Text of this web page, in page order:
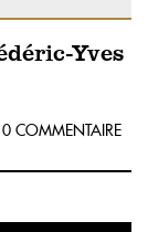
Yves